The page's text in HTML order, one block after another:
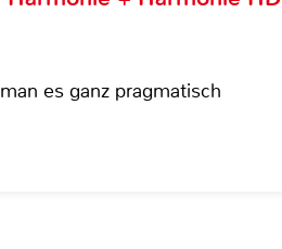
es ganz pragmatisch